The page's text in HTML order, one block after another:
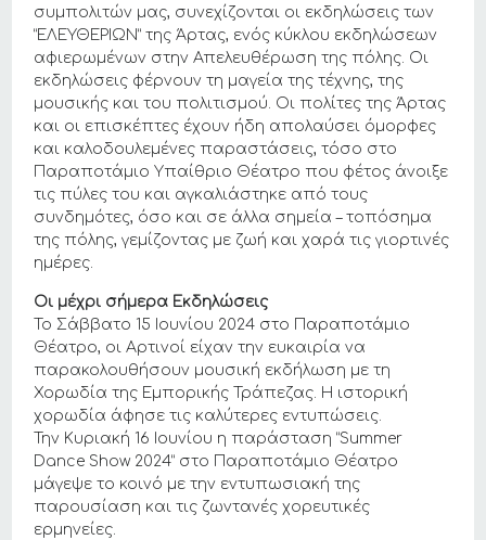
συμπολιτών μας, συνεχίζονται οι εκδηλώσεις των
“ΕΛΕΥΘΕΡΙΩΝ” της Άρτας, ενός κύκλου εκδηλώσεων
αφιερωμένων στην Απελευθέρωση της πόλης. Οι
εκδηλώσεις φέρνουν τη μαγεία της τέχνης, της
μουσικής και του πολιτισμού. Οι πολίτες της Άρτας
και οι επισκέπτες έχουν ήδη απολαύσει όμορφες
και καλοδουλεμένες παραστάσεις, τόσο στο
Παραποτάμιο Υπαίθριο Θέατρο που φέτος άνοιξε
τις πύλες του και αγκαλιάστηκε από τους
συνδημότες, όσο και σε άλλα σημεία – τοπόσημα
της πόλης, γεμίζοντας με ζωή και χαρά τις γιορτινές
ημέρες.
Οι μέχρι σήμερα Εκδηλώσεις
Το Σάββατο 15 Ιουνίου 2024 στο Παραποτάμιο
Θέατρο, οι Αρτινοί είχαν την ευκαιρία να
παρακολουθήσουν μουσική εκδήλωση με τη
Χορωδία της Εμπορικής Τράπεζας. Η ιστορική
χορωδία άφησε τις καλύτερες εντυπώσεις.
Την Κυριακή 16 Ιουνίου η παράσταση “Summer
Dance Show 2024” στο Παραποτάμιο Θέατρο
μάγεψε το κοινό με την εντυπωσιακή της
παρουσίαση και τις ζωντανές χορευτικές
ερμηνείες.